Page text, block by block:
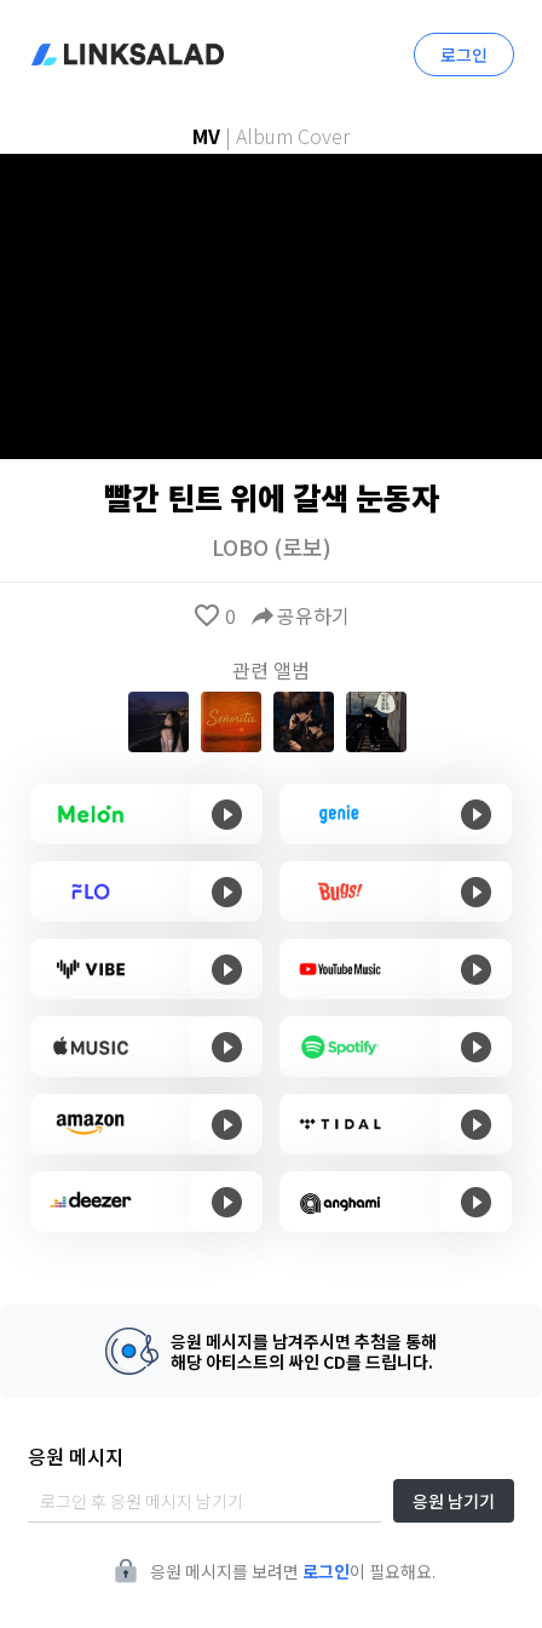
로그인
MV | Album Cover
빨간 틴트 위에 갈색 눈동자
LOBO (로보)
favorite_border 0 reply공유하기
관련 앨범
응원 메시지를 남겨주시면 추첨을 통해
해당 아티스트의 싸인 CD를 드립니다.
응원 메시지
응원 남기기
응원 메시지를 보려면 로그인이 필요해요.